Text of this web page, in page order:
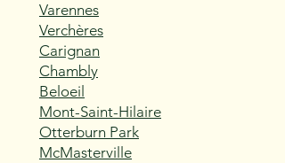
Varennes
Verchères
Carignan
Chambly
Beloeil
Mont-Saint-Hilaire
Otterburn Park
McMasterville